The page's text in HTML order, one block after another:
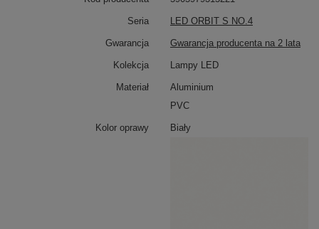
To propozycja dla osób ceniących oświetlenie, które
natężenia światła.
Seria LED ORBIT S NO.4
Gwarancja Gwarancja producenta na 2 lata
Kolekcja Lampy LED
Materiał
Aluminium
PVC
Kolor oprawy Biały